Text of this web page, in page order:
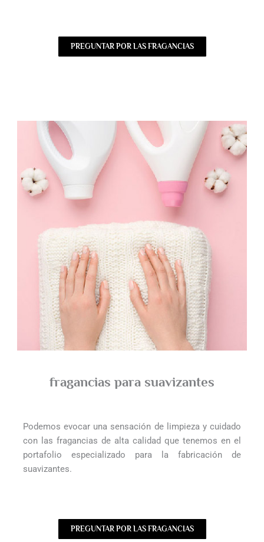
PREGUNTAR POR LAS FRAGANCIAS
fragancias para suavizantes
Podemos evocar una sensación de limpieza y cuidado
con las fragancias de alta calidad que tenemos en el
portafolio especializado para la fabricación de
suavizantes.
PREGUNTAR POR LAS FRAGANCIAS